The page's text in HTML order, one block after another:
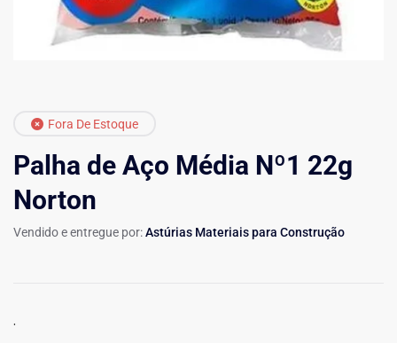
Fora De Estoque
Palha de Aço Média Nº1 22g
Norton
Vendido e entregue por:Astúrias Materiais para Construção
.